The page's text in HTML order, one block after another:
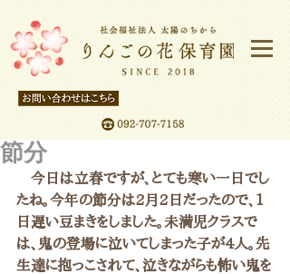
節分
今日は立春ですが、とても寒い一日でし
たね。今年の節分は2月2日だったので、1
日遅い豆まきをしました。未満児クラスで
は、鬼の登場に泣いてしまった子が4人。先
生達に抱っこされて、泣きながらも怖い鬼を